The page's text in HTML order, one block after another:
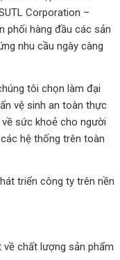
Corporation –
phối hàng đầu các sản
nhu cầu ngày càng
tôi chọn làm đại
vệ sinh an toàn thực
sức khoẻ cho người
hệ thống trên toàn
triển công ty trên nền
chất lượng sản phẩm